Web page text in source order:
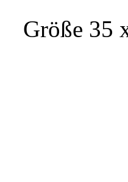
Größe 35